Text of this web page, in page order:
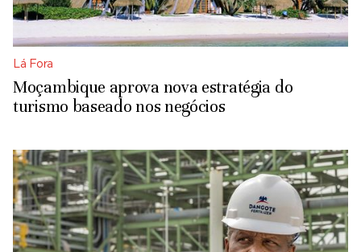
Lá Fora
Moçambique aprova nova estratégia do
turismo baseado nos negócios